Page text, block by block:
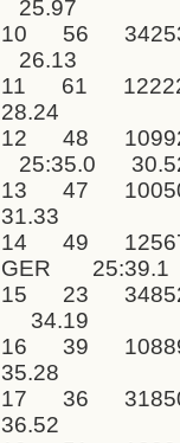
25.97
10 56
26.13
11 61
28.24
12 48
25:35.0
13 47
31.33
14 49
GER
15 23
34.19
16 39
35.28
17 36
36.52